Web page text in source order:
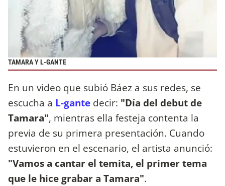
TAMARA Y L-GANTE
En un video que subió Báez a sus redes, se
escucha a L-gante decir: "Día del debut de
Tamara", mientras ella festeja contenta la
previa de su primera presentación. Cuando
estuvieron en el escenario, el artista anunció:
"Vamos a cantar el temita, el primer tema
que le hice grabar a Tamara".